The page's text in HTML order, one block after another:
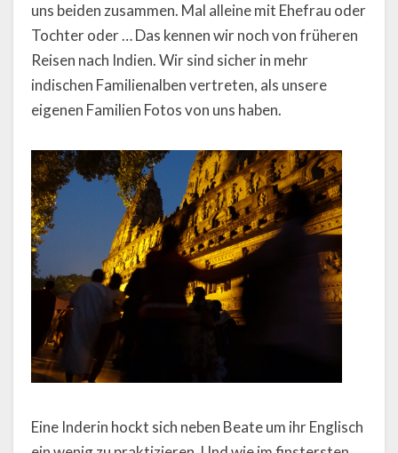
uns beiden zusammen. Mal alleine mit Ehefrau oder
Tochter oder … Das kennen wir noch von früheren
Reisen nach Indien. Wir sind sicher in mehr
indischen Familienalben vertreten, als unsere
eigenen Familien Fotos von uns haben.
Eine Inderin hockt sich neben Beate um ihr Englisch